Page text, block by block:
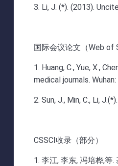
3. Li, J. (*). (2013).
国际会议论文（Web of
1. Huang, C., Yue, X.,
medical journals.
2. Sun, J., Min, C., Li,
CSSCI收录（部分）
1. 李江, 李东, 冯培桦,